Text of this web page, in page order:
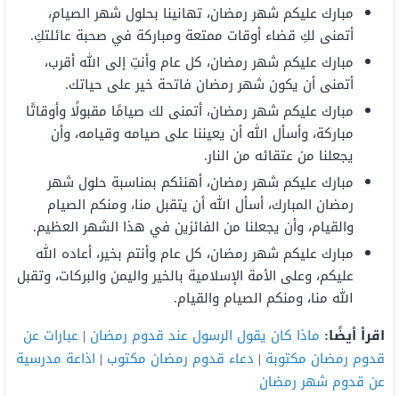
مبارك عليكم شهر رمضان، تهانينا بحلول شهر الصيام،
أتمنى لكِ قضاء أوقات ممتعة ومباركة في صحبة عائلتكِ.
مبارك عليكم شهر رمضان، كل عام وأنتِ إلى الله أقرب،
أتمنى أن يكون شهر رمضان فاتحة خير على حياتك.
مبارك عليكم شهر رمضان، أتمنى لك صيامًا مقبولًا وأوقاتًا
مباركة، وأسأل الله أن يعيننا على صيامه وقيامه، وأن
يجعلنا من عتقائه من النار.
مبارك عليكم شهر رمضان، أهنئكم بمناسبة حلول شهر
رمضان المبارك، أسأل الله أن يتقبل منا، ومنكم الصيام
والقيام، وأن يجعلنا من الفائزين في هذا الشهر العظيم.
مبارك عليكم شهر رمضان، كل عام وأنتم بخير، أعاده الله
عليكم، وعلى الأمة الإسلامية بالخير واليمن والبركات، وتقبل
الله منا، ومنكم الصيام والقيام.
اقرأ أيضًا: ماذا كان يقول الرسول عند قدوم رمضان | عبارات عن
قدوم رمضان مكتوبة | دعاء قدوم رمضان مكتوب | اذاعة مدرسية
عن قدوم شهر رمضان